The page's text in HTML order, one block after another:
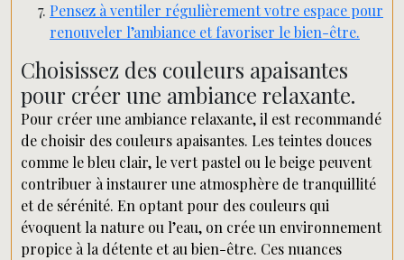
Pensez à ventiler régulièrement votre espace pour
renouveler l’ambiance et favoriser le bien-être.
Choisissez des couleurs apaisantes
pour créer une ambiance relaxante.
Pour créer une ambiance relaxante, il est recommandé
de choisir des couleurs apaisantes. Les teintes douces
comme le bleu clair, le vert pastel ou le beige peuvent
contribuer à instaurer une atmosphère de tranquillité
et de sérénité. En optant pour des couleurs qui
évoquent la nature ou l’eau, on crée un environnement
propice à la détente et au bien-être. Ces nuances